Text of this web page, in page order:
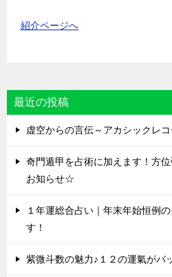
紹介ページへ
最近の投稿
虚空からの言伝～アカシックレ
奇門遁甲を占術に加えます！方
お知らせ☆
１年運総合占い｜年末年始恒例
す！
紫微斗数の魅力♪１２の運氣がバ